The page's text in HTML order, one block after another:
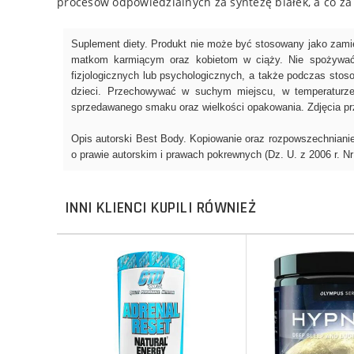
INNI KLIENCI KUPILI RÓWNIEŻ